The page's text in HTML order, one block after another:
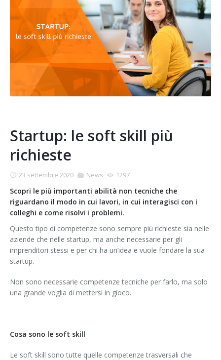
Startup: le soft skill più
richieste
23 settembre 2020 News 1297
Scopri le più importanti abilità non tecniche che
riguardano il modo in cui lavori, in cui interagisci con i
colleghi e come risolvi i problemi.
Questo tipo di competenze sono sempre più richieste sia nelle
aziende che nelle startup, ma anche necessarie per gli
imprenditori stessi e per chi ha un’idea e vuole fondare la sua
startup.
Non sono necessarie competenze tecniche per farlo, ma solo
una grande voglia di mettersi in gioco.
Cosa sono le soft skill
Le soft skill sono tutte quelle competenze trasversali che